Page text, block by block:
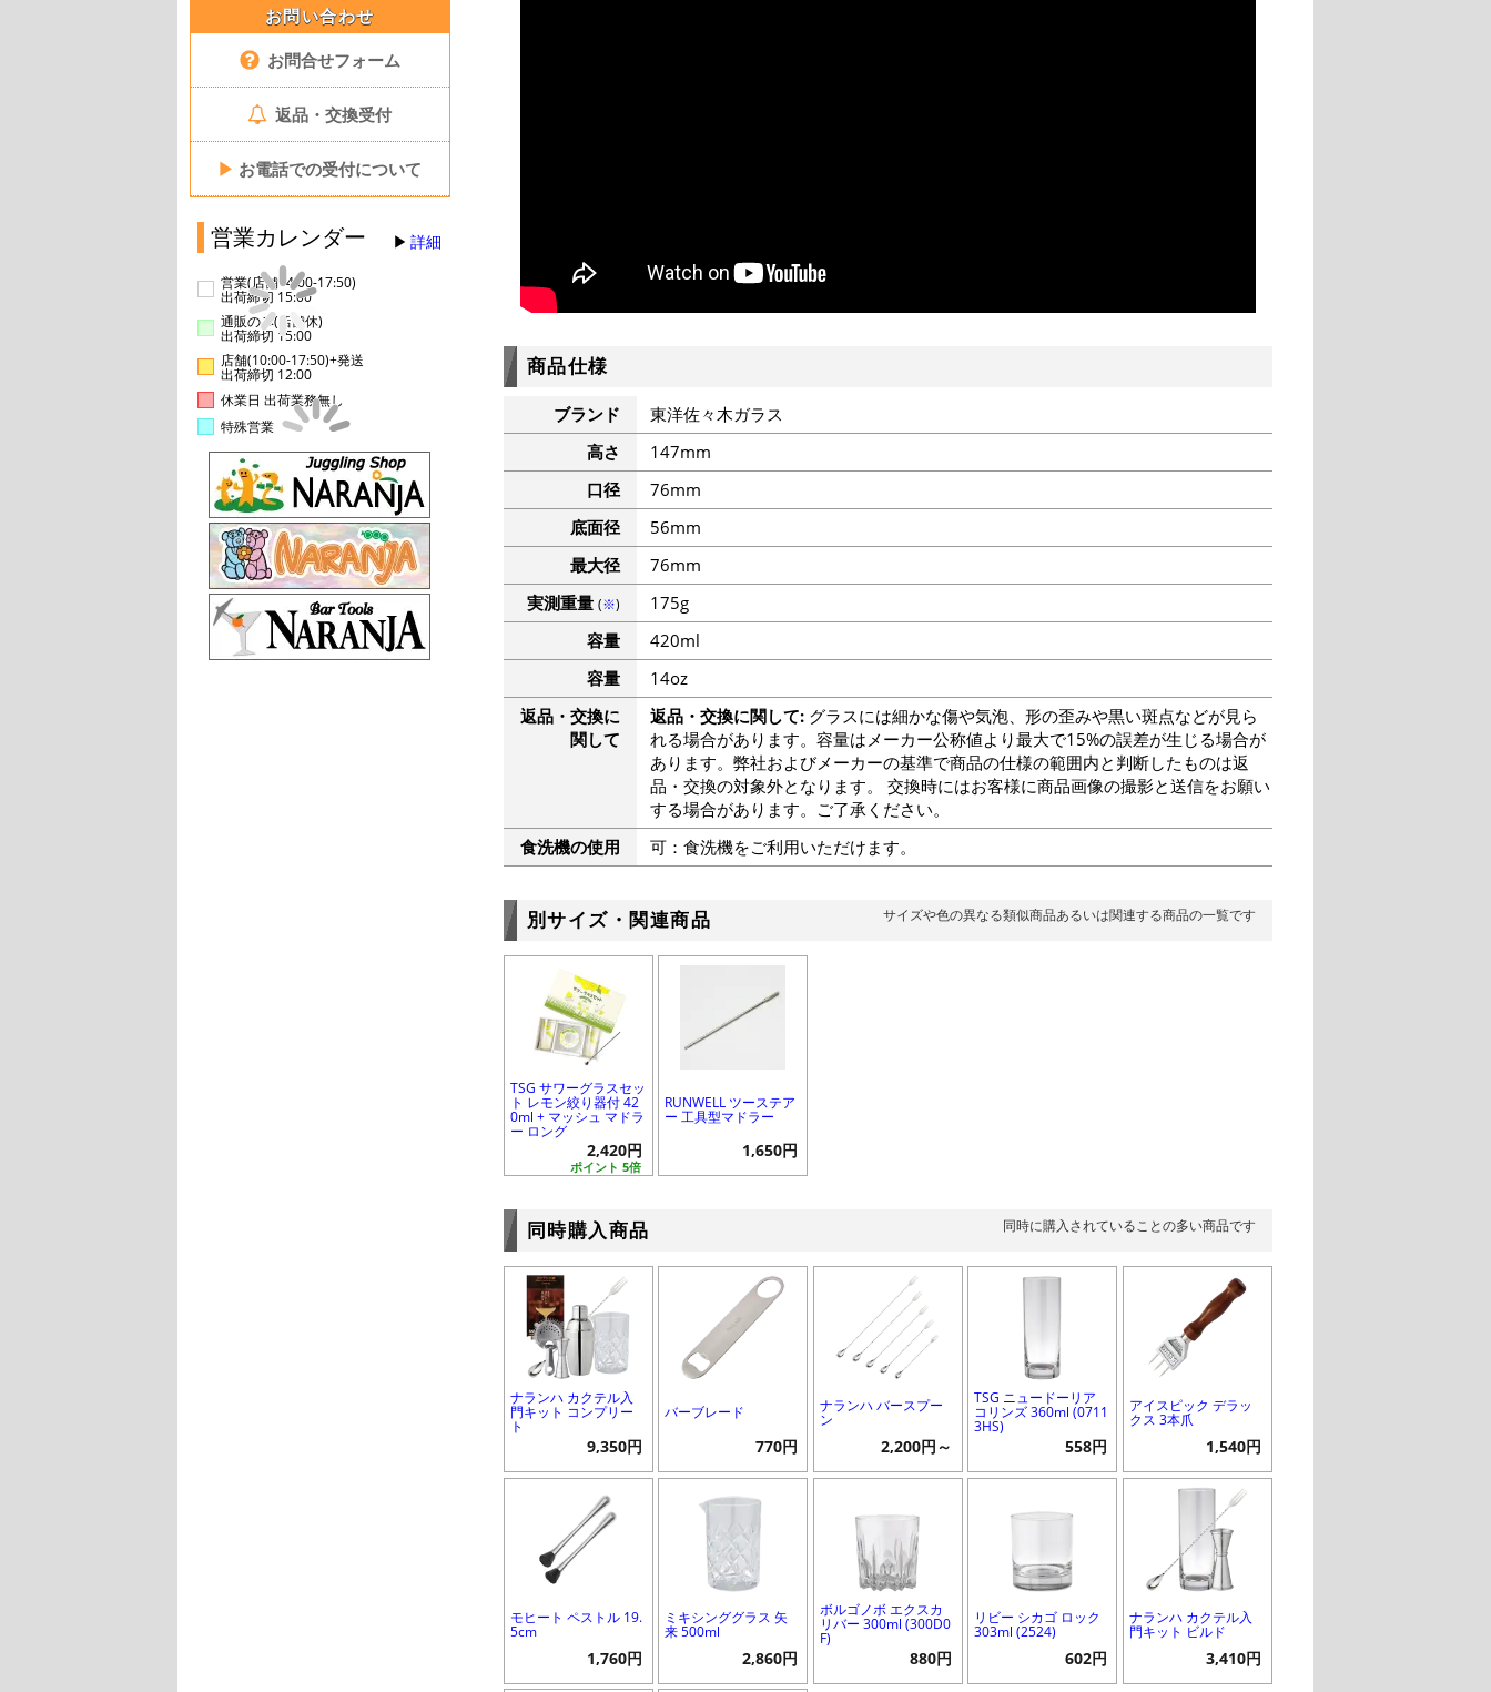
お問い合わせ
お問合せフォーム
返品・交換受付
▶ お電話での受付について
営業カレンダー 詳細
営業(店舗14:00-17:50)
出荷締切 15:00
通販のみ(店舗休)
出荷締切 15:00
店舗(10:00-17:50)+発送
出荷締切 12:00
休業日 出荷業務無し
特殊営業
商品仕様
ブランド
東洋佐々木ガラス
高さ
147mm
口径
76mm
底面径
56mm
最大径
76mm
実測重量 (※)
175g
容量
420ml
容量
14oz
返品・交換に
関して
返品・交換に関して:グラスには細かな傷や気泡、形の歪みや黒い斑点などが見ら
れる場合があります。容量はメーカー公称値より最大で15%の誤差が生じる場合が
あります。弊社およびメーカーの基準で商品の仕様の範囲内と判断したものは返
品・交換の対象外となります。 交換時にはお客様に商品画像の撮影と送信をお願い
する場合があります。ご了承ください。
食洗機の使用
可：食洗機をご利用いただけます。
別サイズ・関連商品 サイズや色の異なる類似商品あるいは関連する商品の一覧です
TSG サワーグラスセッ
ト レモン絞り器付 42
0ml + マッシュ マドラ
ー ロング
ポイント 5倍
2,420円
RUNWELL ツーステア
ー 工具型マドラー
1,650円
同時購入商品 同時に購入されていることの多い商品です
ナランハ カクテル入
門キット コンプリー
ト
9,350円
バーブレード
770円
ナランハ バースプー
ン
2,200円～
TSG ニュードーリア
コリンズ 360ml (0711
3HS)
558円
アイスピック デラッ
クス 3本爪
1,540円
モヒート ペストル 19.
5cm
1,760円
ミキシンググラス 矢
来 500ml
2,860円
ボルゴノボ エクスカ
リバー 300ml (300D0
F)
880円
リビー シカゴ ロック
303ml (2524)
602円
ナランハ カクテル入
門キット ビルド
3,410円